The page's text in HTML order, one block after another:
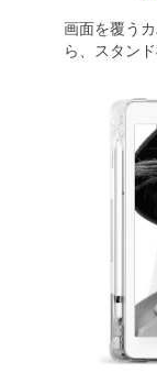
画面を覆う
ら、スタン